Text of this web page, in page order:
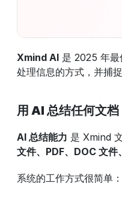
Xmind AI 是 2025 年最
处理信息的方式，并捕捉
用 AI 总结任何文档
AI 总结能力 是 Xmind
文件、PDF、DOC 文
系统的工作方式很简单：